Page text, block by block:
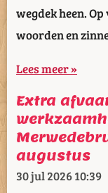
wegdek heen.
woorden en
Lees meer »
Extra
augustus
30 jul 202610:39